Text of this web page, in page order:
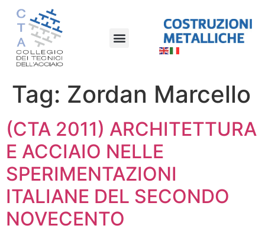
Tag: Zordan Marcello
(CTA 2011) ARCHITETTURA
E ACCIAIO NELLE
SPERIMENTAZIONI
ITALIANE DEL SECONDO
NOVECENTO